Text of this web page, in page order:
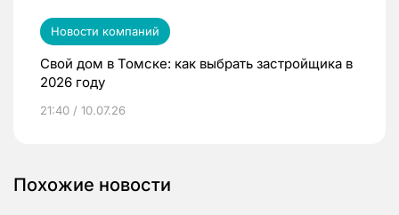
Новости компаний
Свой дом в Томске: как выбрать застройщика в
2026 году
21:40 / 10.07.26
Похожие новости